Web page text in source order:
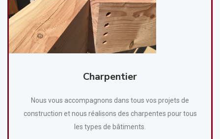
Charpentier
Nous vous accompagnons dans tous vos projets de
construction et nous réalisons des charpentes pour tous
les types de bâtiments.